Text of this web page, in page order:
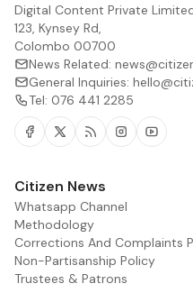
Digital Content Private
123, Kynsey Rd,
Colombo 00700
News Related:
General Inquiries:
Tel: 076 441 2285
Facebook
Twitter
RSS InstagramYoutube
Citizen News
Whatsapp Channel
Methodology
Corrections And Complaints
Non-Partisanship Policy
Trustees & Patrons